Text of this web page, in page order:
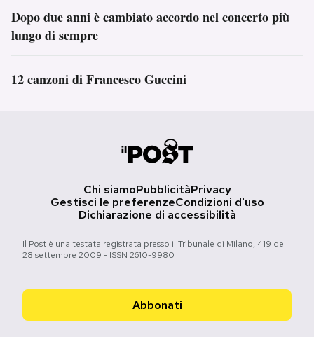
Dopo due anni è cambiato accordo nel concerto più
lungo di sempre
12 canzoni di Francesco Guccini
Chi siamoPubblicitàPrivacy
Gestisci le preferenzeCondizioni d'uso
Dichiarazione di accessibilità
Il Post è una testata registrata presso il Tribunale di Milano, 419 del
28 settembre 2009 - ISSN 2610-9980
Abbonati